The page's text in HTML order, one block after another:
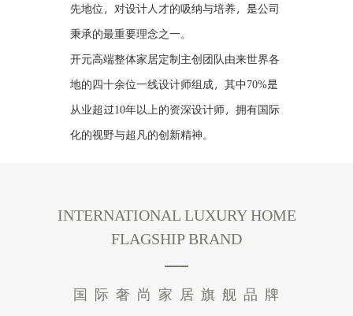
先地位，对设计人才的吸纳与培养，是公司
秉承的最重要理念之一。
开元高端整体家居定制主创团队由来世界各
地的四十余位一线设计师组成，其中70%是
从业超过10年以上的资深设计师，拥有国际
化的视野与超凡的创新精神。
INTERNATIONAL LUXURY HOME
FLAGSHIP BRAND
国 际 奢 尚 家 居 旗 舰 品 牌